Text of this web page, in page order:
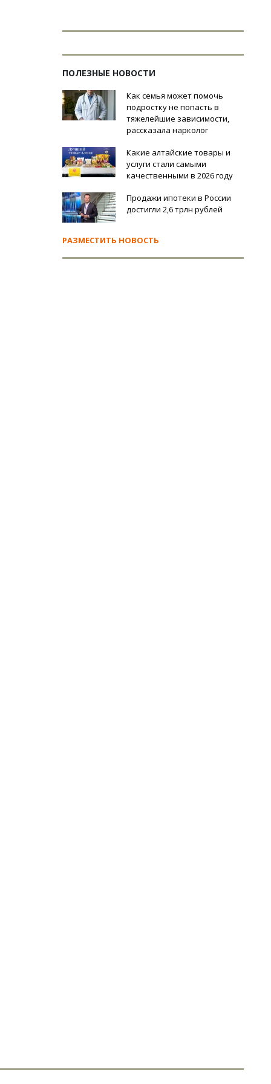
ПОЛЕЗНЫЕ НОВОСТИ
Как семья может помочь
подростку не попасть в
тяжелейшие зависимости,
рассказала нарколог
Какие алтайские товары и
услуги стали самыми
качественными в 2026 году
Продажи ипотеки в России
достигли 2,6 трлн рублей
РАЗМЕСТИТЬ НОВОСТЬ